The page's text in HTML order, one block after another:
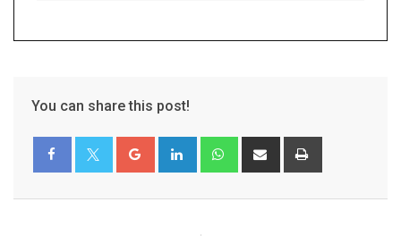
You can share this post!
Google+ LinkedIn WhatsappShare